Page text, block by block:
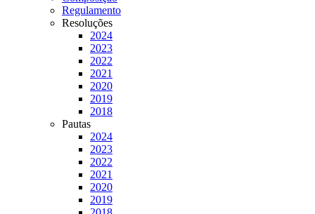
Regulamento
Resoluções
2024
2023
2022
2021
2020
2019
2018
Pautas
2024
2023
2022
2021
2020
2019